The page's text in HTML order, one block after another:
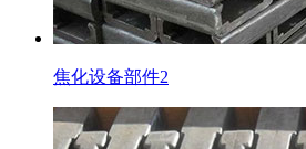
焦化设备部件2